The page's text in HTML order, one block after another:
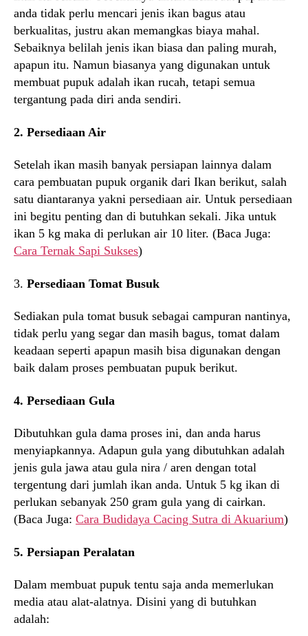
anda tidak perlu mencari jenis ikan bagus atau
berkualitas, justru akan memangkas biaya mahal.
Sebaiknya belilah jenis ikan biasa dan paling murah,
apapun itu. Namun biasanya yang digunakan untuk
membuat pupuk adalah ikan rucah, tetapi semua
tergantung pada diri anda sendiri.
2. Persediaan Air
Setelah ikan masih banyak persiapan lainnya dalam
cara pembuatan pupuk organik dari Ikan berikut, salah
satu diantaranya yakni persediaan air. Untuk persediaan
ini begitu penting dan di butuhkan sekali. Jika untuk
ikan 5 kg maka di perlukan air 10 liter. (Baca Juga:
Cara Ternak Sapi Sukses)
3. Persediaan Tomat Busuk
Sediakan pula tomat busuk sebagai campuran nantinya,
tidak perlu yang segar dan masih bagus, tomat dalam
keadaan seperti apapun masih bisa digunakan dengan
baik dalam proses pembuatan pupuk berikut.
4. Persediaan Gula
Dibutuhkan gula dama proses ini, dan anda harus
menyiapkannya. Adapun gula yang dibutuhkan adalah
jenis gula jawa atau gula nira / aren dengan total
tergentung dari jumlah ikan anda. Untuk 5 kg ikan di
perlukan sebanyak 250 gram gula yang di cairkan.
(Baca Juga: Cara Budidaya Cacing Sutra di Akuarium)
5. Persiapan Peralatan
Dalam membuat pupuk tentu saja anda memerlukan
media atau alat-alatnya. Disini yang di butuhkan
adalah: